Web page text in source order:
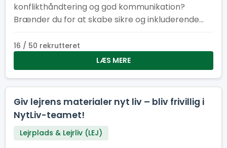
konflikthåndtering og god kommunikation?
Brænder du for at skabe sikre og inkluderende
vores tryghedskabende team vi kalder “De
Tryghedsværter eller lignende fra andre store
kalde os selv for “De lyttende ører”, som tager
afsæt i det engelske koncept “Listening ears” der
også findes på bl.a. verdensjamboreen.
16 / 50 rekrutteret
LÆS MERE
Giv lejrens materialer nyt liv – bliv frivillig i
NytLiv-teamet!
Lejrplads & Lejrliv (LEJ)